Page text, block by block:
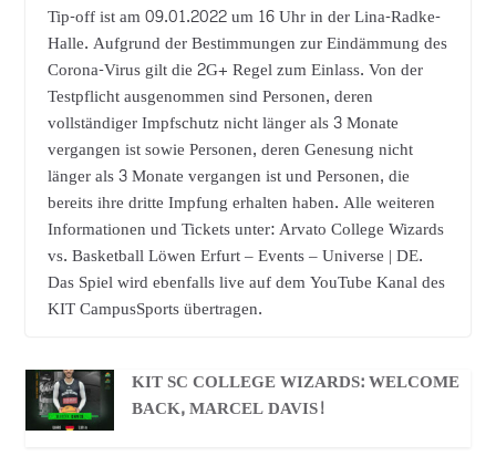
Tip-off ist am 09.01.2022 um 16 Uhr in der Lina-Radke-
Halle. Aufgrund der Bestimmungen zur Eindämmung des
Corona-Virus gilt die 2G+ Regel zum Einlass. Von der
Testpflicht ausgenommen sind Personen, deren
vollständiger Impfschutz nicht länger als 3 Monate
vergangen ist sowie Personen, deren Genesung nicht
länger als 3 Monate vergangen ist und Personen, die
bereits ihre dritte Impfung erhalten haben. Alle weiteren
Informationen und Tickets unter: Arvato College Wizards
vs. Basketball Löwen Erfurt – Events – Universe | DE.
Das Spiel wird ebenfalls live auf dem YouTube Kanal des
KIT CampusSports übertragen.
KIT SC COLLEGE WIZARDS: WELCOME
BACK, MARCEL DAVIS!